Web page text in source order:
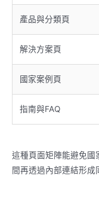
產品與分類頁
解決方案頁
國家案例頁
指南與FAQ
這種頁面矩陣能避免國
間再透過內部連結形成